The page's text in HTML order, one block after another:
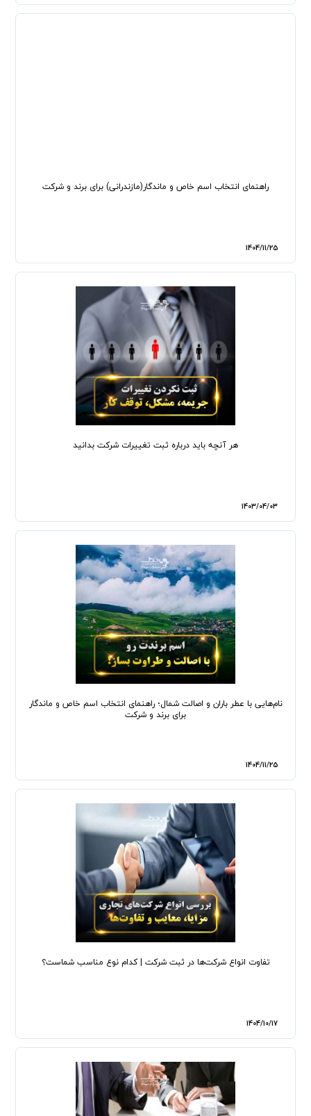
راهنمای انتخاب اسم خاص و ماندگار(مازندرانی) برای برند و شرکت
1404/11/25
هر آنچه باید درباره ثبت تغییرات شرکت بدانید
1403/04/03
نام‌هایی با عطر باران و اصالت شمال؛ راهنمای انتخاب اسم خاص و ماندگار
برای برند و شرکت
1404/11/25
تفاوت انواع شرکت‌ها در ثبت شرکت | کدام نوع مناسب شماست؟
1404/10/17